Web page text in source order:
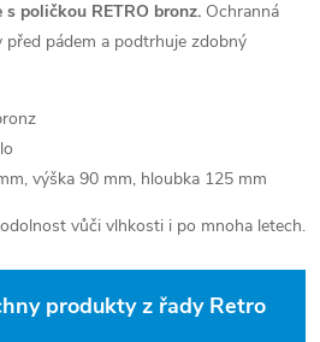
poličkou RETRO bronz. Ochranná
před pádem a podtrhuje zdobný
výška 90 mm, hloubka 125 mm
vůči vlhkosti i po mnoha letech.
produkty z řady Retro